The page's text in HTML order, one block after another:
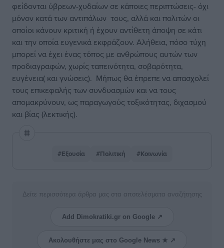
φείδονται ύβρεων-χυδαίων σε κάποιες περιπτώσεις- όχι
μόνον κατά των αντιπάλων τους, αλλά και πολιτών οι
οποίοι κάνουν κριτική ή έχουν αντίθετη άποψη σε κάτι
και την οποία ευγενικά εκφράζουν. Αλήθεια, πόσο τύχη
μπορεί να έχει ένας τόπος με ανθρώπους αυτών των
προδιαγραφών, χωρίς ταπεινότητα, σοβαρότητα,
ευγένεια( και γνώσεις). Μήπως θα έπρεπε να απασχολεί
τους επικεφαλής των συνδυασμών και να τους
απομακρύνουν, ως παραγωγούς τοξικότητας, διχασμού
και βίας (λεκτικής).
#Εξουσία #Πολιτική #Κοινωνία
Δείτε περισσότερα άρθρα μας στα αποτελέσματα αναζήτησης
Add Dimokratiki.gr on Google ↗
Ακολουθήστε μας στο Google News ★ ↗